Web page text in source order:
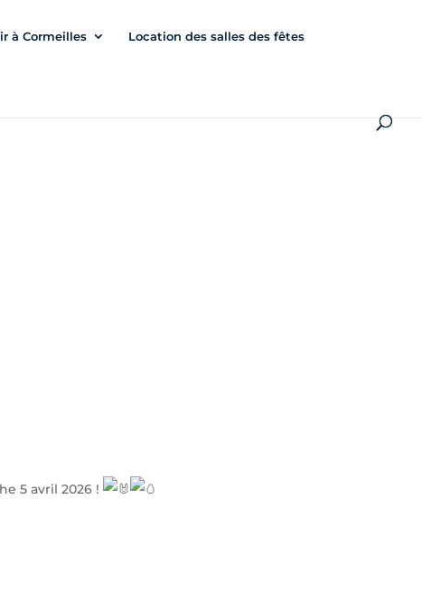
à Cormeilles Location des salles des fêtes
5 avril 2026 !